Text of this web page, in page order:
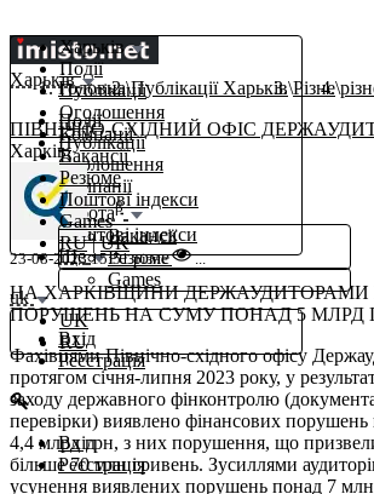
Харьків
Події
Публікації
Оголошення
Компанії
Вакансії
Резюме
Поштові індекси
Games
RU|UK
Харьків
Події
Публікації
Оголошення
Компанії
Роботаβ
Вакансії
Резюме
Поштові індекси
Ще
Games
uk
UK
RU
Вхід
Реєстрація
Вхід
Реєстрація
Головна Публікації Харьків Різне
ПІВНІЧНО-СХІДНИЙ ОФІС
Харків,
23-08-2023 15:51різне ...
НА ХАРКІВЩИНИ ДЕРЖАУДИТОРАМИ
ПОРУШЕНЬ НА СУМУ ПОНАД 5 МЛРД
Фахівцями Північно-східного офісу
протягом січня-липня 2023 року, у
заходу державного фінконтролю
перевірки) виявлено фінансових порушень
4,4 млрд грн, з них порушення, що
більше 70 млн гривень. Зусиллями
усунення виявлених порушень понад 7